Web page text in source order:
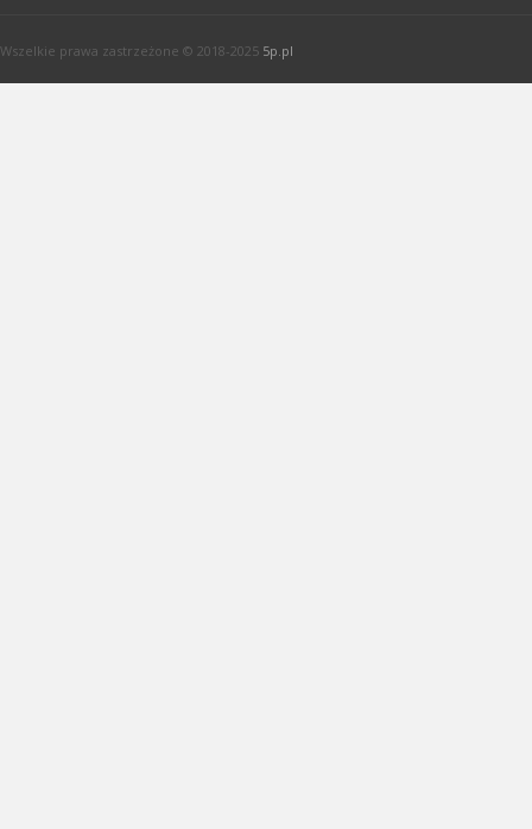
Wszelkie prawa zastrzeżone © 2018-2025 5p.pl